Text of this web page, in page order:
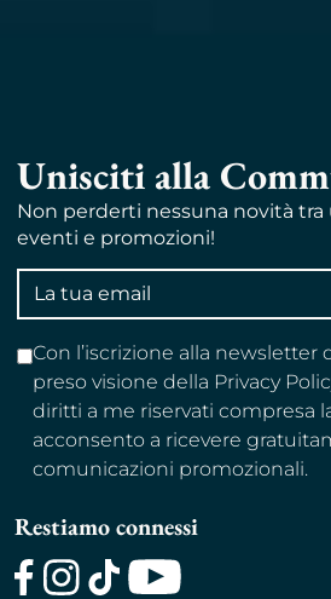
Unisciti alla
Non perderti nessuna novità tra
eventi e promozioni!
Indirizzo
email
Con l’iscrizione alla newsletter
preso visione della Privacy
diritti a me riservati compresa
acconsento a ricevere
comunicazioni promozionali.
Restiamo connessi